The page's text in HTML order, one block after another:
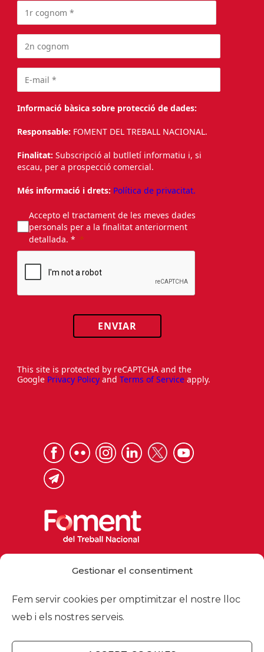
Gestionar el consentiment
Fem servir cookies per omptimitzar el nostre lloc
web i els nostres serveis.
Informació bàsica sobre protecció de dades:
Responsable: FOMENT DEL TREBALL NACIONAL.
Finalitat: Subscripció al butlletí informatiu i, si
escau, per a prospecció comercial.
Més informació i drets: Política de privacitat.
Accepto el tractament de les meves dades
personals per a la finalitat anteriorment
detallada. *
ENVIAR
This site is protected by reCAPTCHA and the
Google Privacy Policy and Terms of Service apply.
foment@foment.com